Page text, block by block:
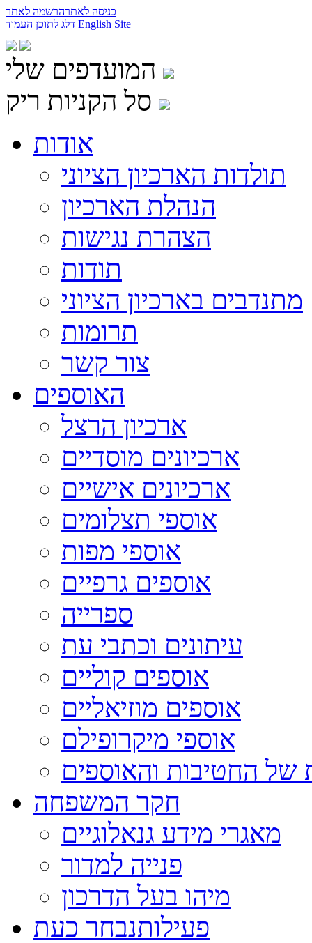
כניסה לאתרהרשמה לאתר
English Site
המועדפים שלי
סל הקניות ריק
אודות
תולדות הארכיון הציוני
הנהלת הארכיון
הצהרת נגישות
תודות
מתנדבים בארכיון הציוני
תרומות
צור קשר
האוספים
ארכיון הרצל
ארכיונים מוסדיים
ארכיונים אישיים
אוספי תצלומים
אוספי מפות
אוספים גרפיים
ספרייה
עיתונים וכתבי עת
אוספים קוליים
אוספים מוזיאליים
אוספי מיקרופילם
של החטיבות והאוספים
חקר המשפחה
מאגרי מידע גנאלוגיים
פנייה למדור
מיהו בעל הדרכון
פעילותנבחר כעת